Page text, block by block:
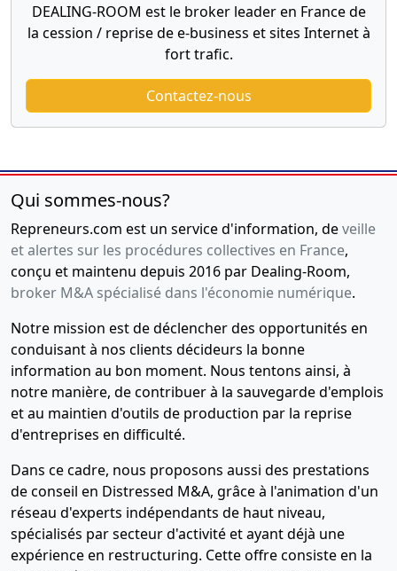
DEALING-ROOM est le broker leader en France de
la cession / reprise de e-business et sites Internet à
fort trafic.
Contactez-nous
Qui sommes-nous?
Repreneurs.com est un service d'information, deveille
et alertes sur les procédures collectives en France,
conçu et maintenu depuis 2016 par Dealing-Room,
broker M&A spécialisé dans l'économie numérique.
Notre mission est de déclencher des opportunités en
conduisant à nos clients décideurs la bonne
information au bon moment. Nous tentons ainsi, à
notre manière, de contribuer à la sauvegarde d'emplois
et au maintien d'outils de production par la reprise
d'entreprises en difficulté.
Dans ce cadre, nous proposons aussi des prestations
de conseil en Distressed M&A, grâce à l'animation d'un
réseau d'experts indépendants de haut niveau,
spécialisés par secteur d'activité et ayant déjà une
expérience en restructuring. Cette offre consiste en la